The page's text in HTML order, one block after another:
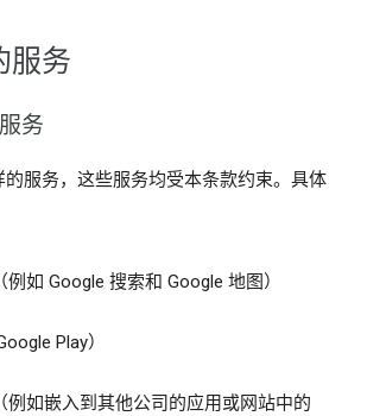
服务
务
服务，这些服务均受本条款约束。具体
如 Google 搜索和 Google 地图）
Play）
例如嵌入到其他公司的应用或网站中的